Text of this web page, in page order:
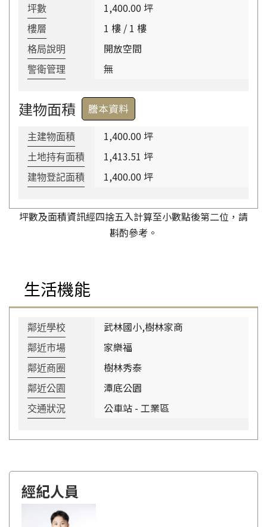
坪數 1,400.00 坪
樓層 1 樓 / 1 樓
格局說明 開放空間
警衛管理 無
建物面積 謄本資料
主建物面積 1,400.00 坪
土地持有面積 1,413.51 坪
建物登記面積 1,400.00 坪
坪數及面積資訊經四捨五入計算至小數點後第二位，請
斟酌參考。
生活機能
鄰近學校 武林國小,樹林家商
鄰近市場 家樂福
鄰近商圈 樹林秀泰
鄰近公園 潭底公園
交通狀況 公車站 - 工業區
經紀人員